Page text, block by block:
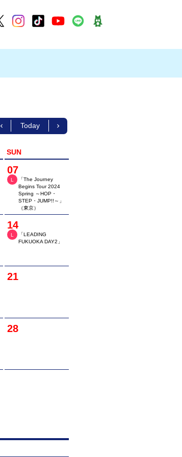
Today
SUN
07
L
「The Journey
Begins Tour 2024
Spring ～HOP・
STEP・JUMP!!～」
（東京）
14
L
「LEADING
FUKUOKA DAY2」
21
28